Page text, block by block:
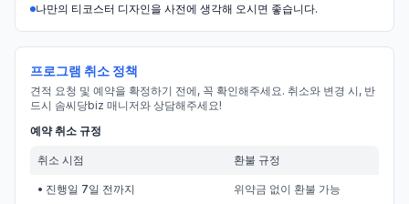
나만의 티코스터 디자인을 사전에 생각해 오시면 좋습니다.
프로그램 취소 정책
견적 요청 및 예약을 확정하기 전에, 꼭 확인해주세요. 취소와 변경 시, 반
드시 솜씨당biz 매니저와 상담해주세요!
예약 취소 규정
취소 시점 환불 규정
• 진행일 7일 전까지 위약금 없이 환불 가능